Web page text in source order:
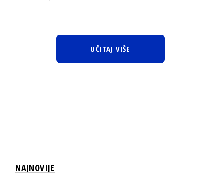
UČITAJ VIŠE
NAJNOVIJE